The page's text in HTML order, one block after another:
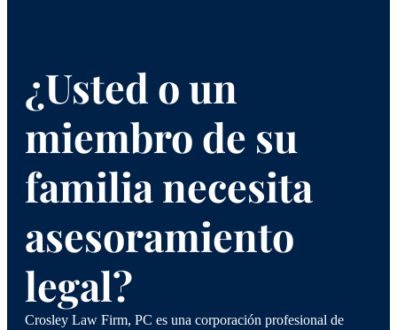
¿Usted o un
miembro de su
familia necesita
asesoramiento
legal?
Crosley Law Firm, PC es una corporación profesional de